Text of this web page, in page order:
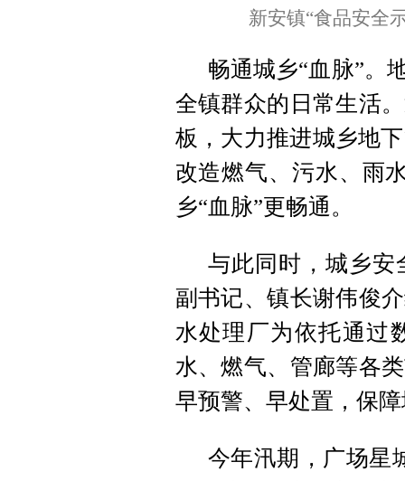
新安镇“食品安全
畅通城乡“血脉”。
全镇群众的日常生活
板，大力推进城乡地
改造燃气、污水、雨
乡“血脉”更畅通。
与此同时，城乡安
副书记、镇长谢伟俊
水处理厂为依托通过
水、燃气、管廊等各
早预警、早处置，保
今年汛期，广场星